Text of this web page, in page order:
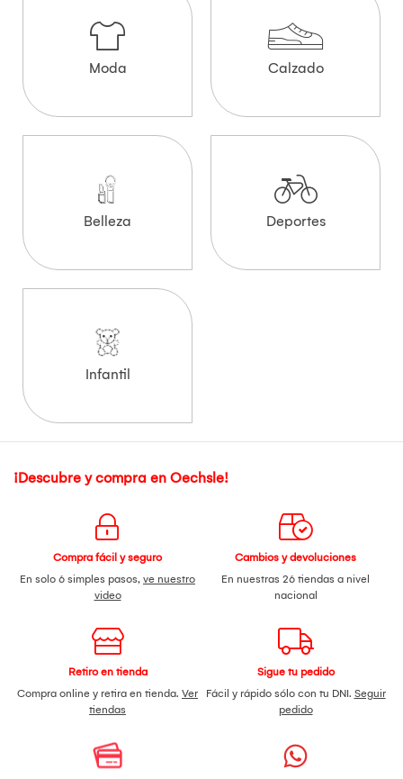
Moda Calzado
Belleza Deportes
Infantil
¡Descubre y compra en Oechsle!
Compra fácil y seguro
En solo 6 simples pasos, ve nuestro
video
Cambios y devoluciones
En nuestras 26 tiendas a nivel
nacional
Retiro en tienda
Compra online y retira en tienda. Ver
tiendas
Sigue tu pedido
Fácil y rápido sólo con tu DNI. Seguir
pedido